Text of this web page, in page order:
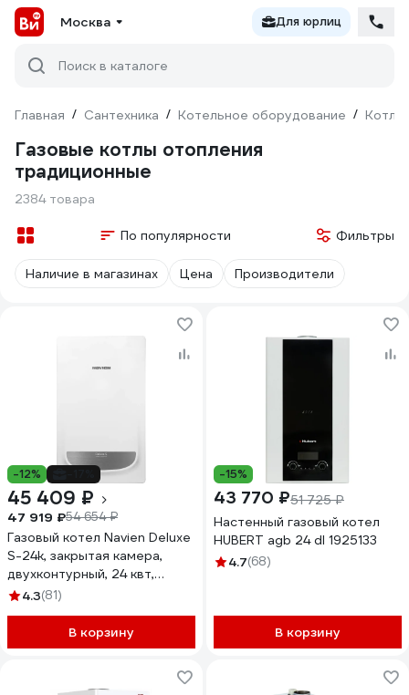
Москва Для юрлиц
Поиск в каталоге
Главная / Сантехника / Котельное оборудование / Котлы
Газовые котлы отопления
традиционные
2384 товара
По популярности Фильтры
Наличие в магазинах Цена Производители
-12%
45 409 ₽
47 919 ₽54 654 ₽
Газовый котел Navien Deluxe
S-24k, закрытая камера,
двухконтурный, 24 квт,
коаксиальный НС-1205510
4.3(81)
В корзину
-15%
43 770 ₽51 725 ₽
Настенный газовый котел
HUBERT agb 24 dl 1925133
4.7(68)
В корзину